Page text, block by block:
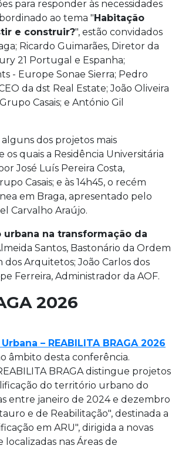
para responder às necessidades
ao tema "Habitação
e construir?", estão convidados
Ricardo Guimarães, Diretor da
21 Portugal e Espanha;
- Europe Sonae Sierra; Pedro
da dst Real Estate; João Oliveira
Casais; e António Gil
dos projetos mais
quais a Residência Universitária
José Luís Pereira Costa,
Casais; e às 14h45, o recém
em Braga, apresentado pelo
Carvalho Araújo.
na transformação da
Santos, Bastonário da Ordem
Arquitetos; João Carlos dos
Ferreira, Administrador da AOF.
2026
– REABILITA BRAGA 2026
âmbito desta conferência.
BRAGA distingue projetos
do território urbano do
entre janeiro de 2024 e dezembro
e de Reabilitação", destinada a
em ARU", dirigida a novas
nas Áreas de